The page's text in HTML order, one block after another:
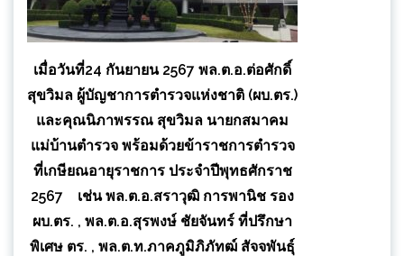
เมื่อวันที่24 กันยายน 2567 พล.ต.อ.ต่อศักดิ์
สุขวิมล ผู้บัญชาการตำรวจแห่งชาติ (ผบ.ตร.)
และคุณนิภาพรรณ สุขวิมล นายกสมาคม
แม่บ้านตำรวจ พร้อมด้วยข้าราชการตำรวจ
ที่เกษียณอายุราชการ ประจำปีพุทธศักราช
2567 เช่น พล.ต.อ.สราวุฒิ การพานิช รอง
ผบ.ตร. , พล.ต.อ.สุรพงษ์ ชัยจันทร์ ที่ปรึกษา
พิเศษ ตร. , พล.ต.ท.ภาคภูมิภิภัทฒ์ สัจจพันธุ์